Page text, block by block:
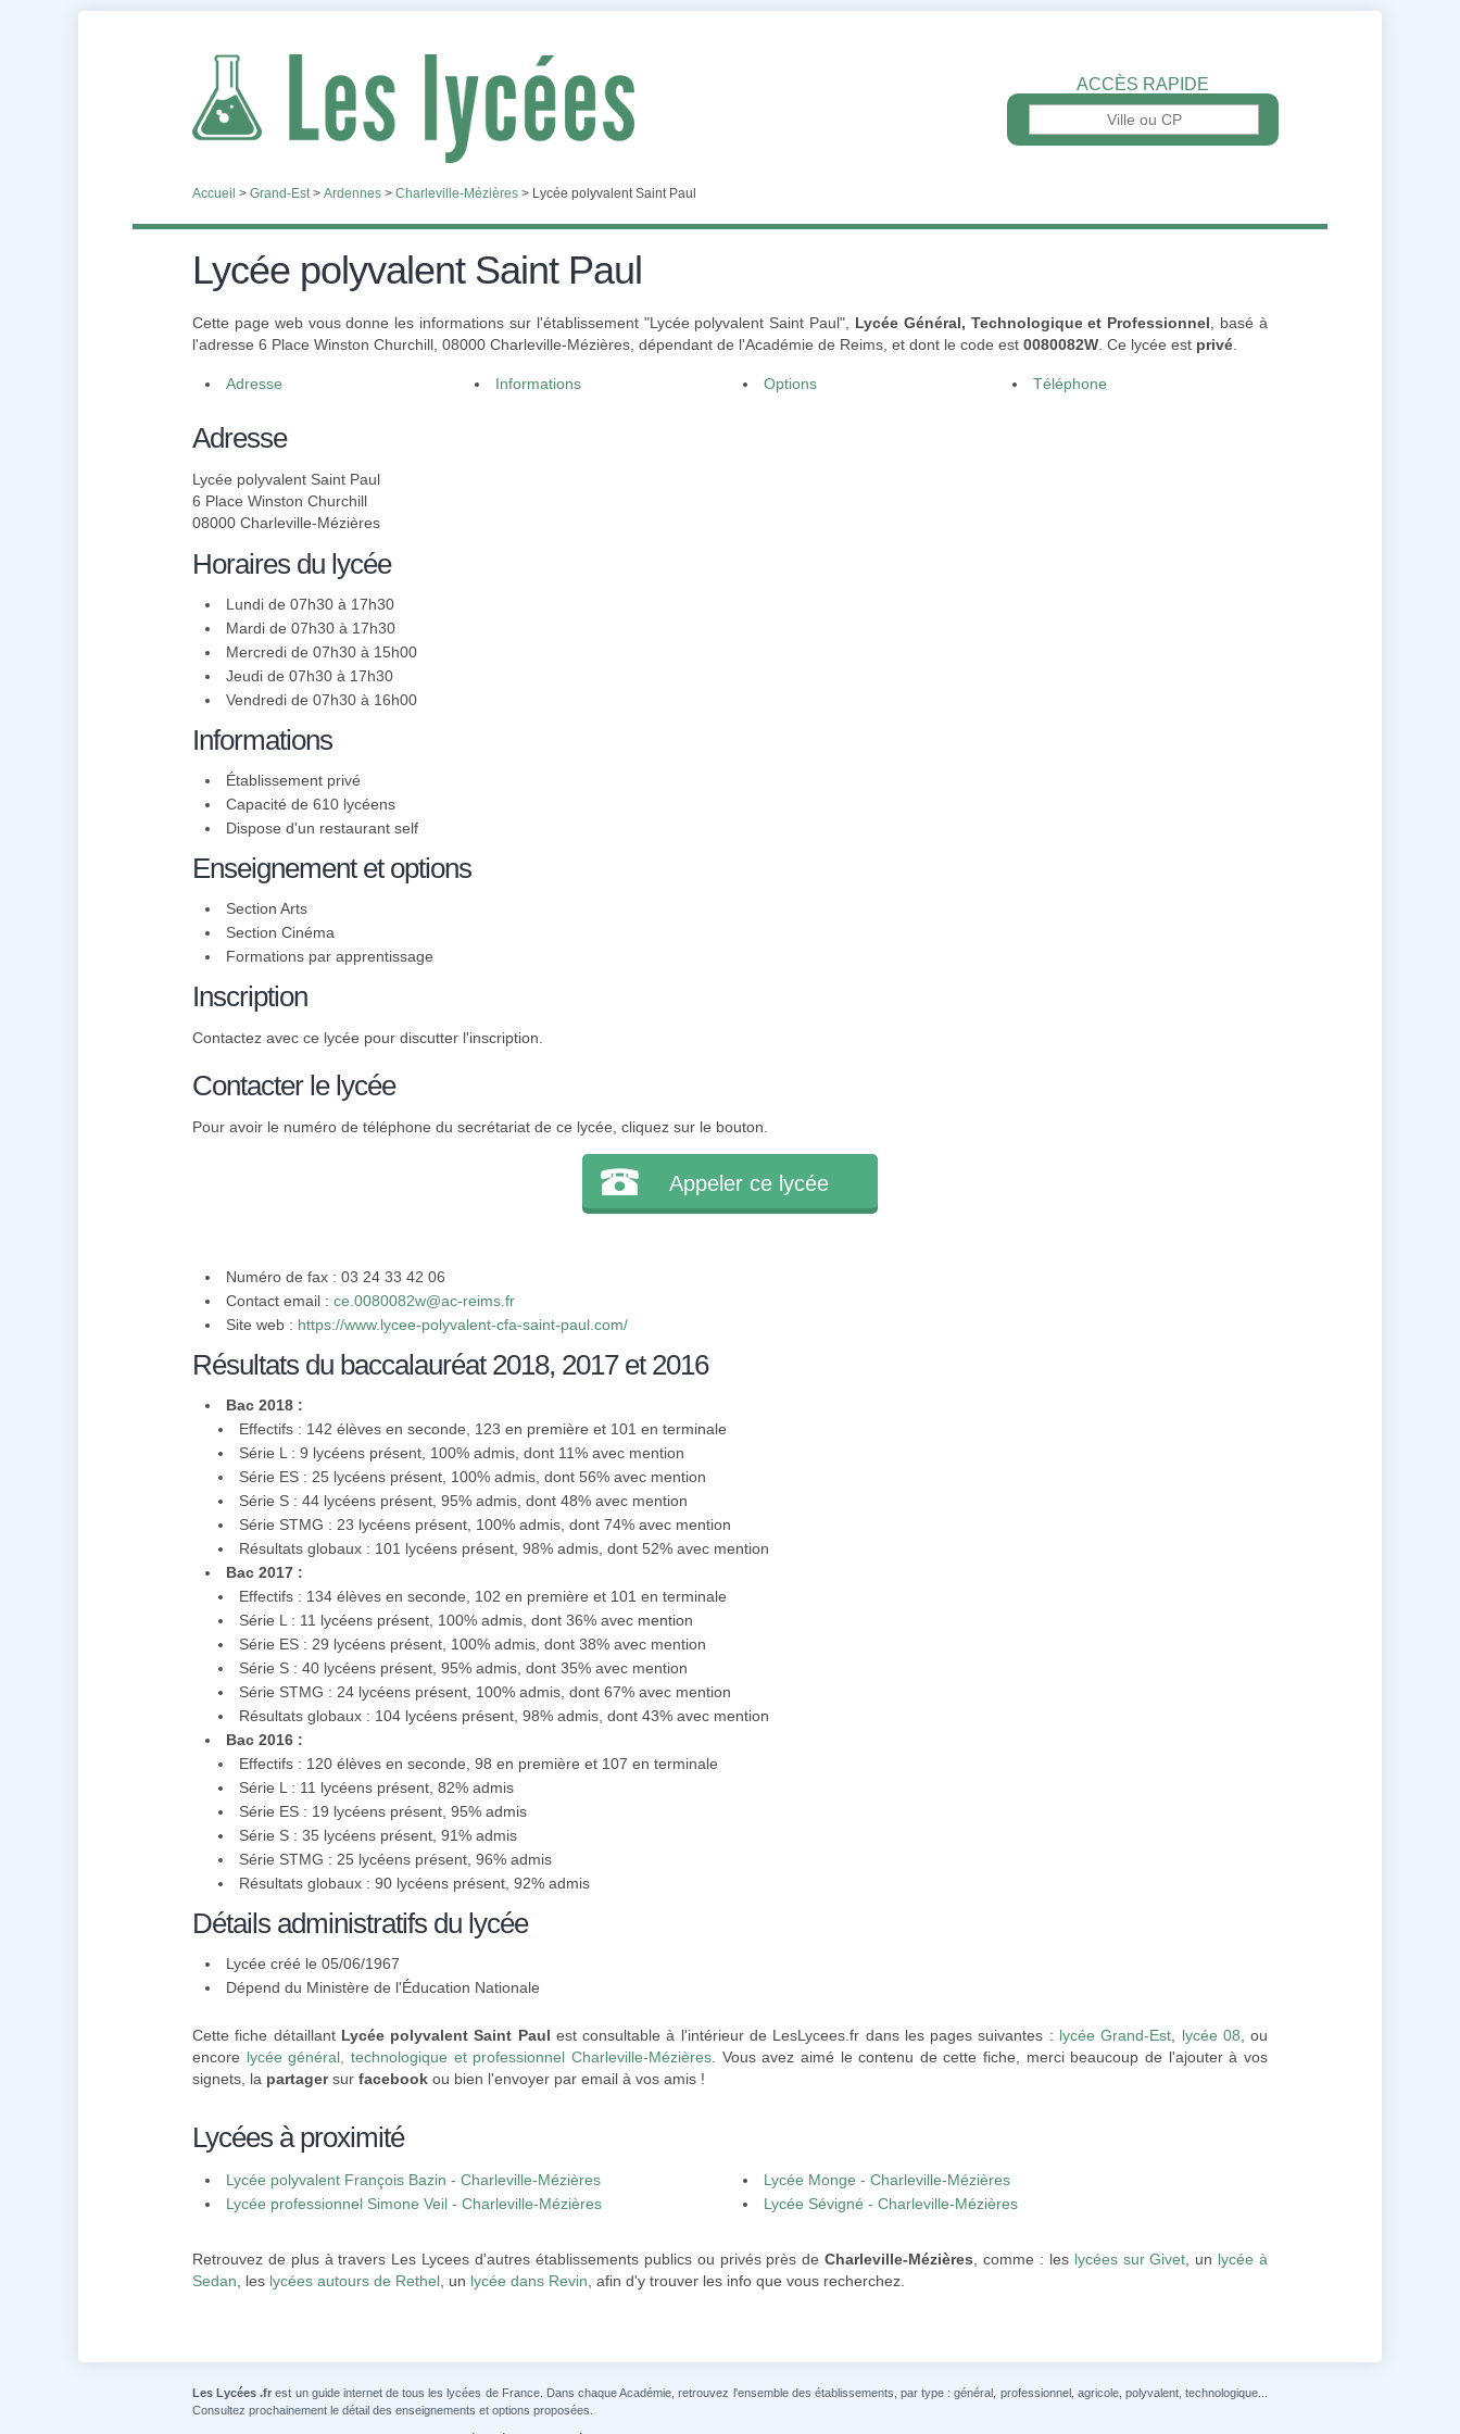
ACCÈS RAPIDE
Accueil > Grand-Est> Ardennes > Charleville-Mézières > Lycée polyvalent Saint Paul
Lycée polyvalent Saint Paul
Cette page web vous donne les informations sur l'établissement "Lycée polyvalent Saint Paul", Lycée Général, Technologique et Professionnel , basé à
l'adresse 6 Place Winston Churchill, 08000 Charleville-Mézières, dépendant de l'Académie de Reims, et dont le code est 0080082W . Ce lycée est privé
Adresse Informations Options Téléphone
Adresse
Lycée polyvalent Saint Paul
6 Place Winston Churchill
08000 Charleville-Mézières
Horaires du lycée
Lundi de 07h30 à 17h30
Mardi de 07h30 à 17h30
Mercredi de 07h30 à 15h00
Jeudi de 07h30 à 17h30
Vendredi de 07h30 à 16h00
Informations
Établissement privé
Capacité de 610 lycéens
Dispose d'un restaurant self
Enseignement et options
Section Arts
Section Cinéma
Formations par apprentissage
Inscription
Contactez avec ce lycée pour discutter l'inscription.
Contacter le lycée
Pour avoir le numéro de téléphone du secrétariat de ce lycée, cliquez sur le bouton.
Appeler ce lycée
Numéro de fax : 03 24 33 42 06
Contact email : ce.0080082w@ac-reims.fr
Site web : https://www.lycee-polyvalent-cfa-saint-paul.com/
Résultats du baccalauréat 2018, 2017 et 2016
Bac 2018 :
Effectifs : 142 élèves en seconde, 123 en première et 101 en terminale
Série L : 9 lycéens présent, 100% admis, dont 11% avec mention
Série ES : 25 lycéens présent, 100% admis, dont 56% avec mention
Série S : 44 lycéens présent, 95% admis, dont 48% avec mention
Série STMG : 23 lycéens présent, 100% admis, dont 74% avec mention
Résultats globaux : 101 lycéens présent, 98% admis, dont 52% avec mention
Bac 2017 :
Effectifs : 134 élèves en seconde, 102 en première et 101 en terminale
Série L : 11 lycéens présent, 100% admis, dont 36% avec mention
Série ES : 29 lycéens présent, 100% admis, dont 38% avec mention
Série S : 40 lycéens présent, 95% admis, dont 35% avec mention
Série STMG : 24 lycéens présent, 100% admis, dont 67% avec mention
Résultats globaux : 104 lycéens présent, 98% admis, dont 43% avec mention
Bac 2016 :
Effectifs : 120 élèves en seconde, 98 en première et 107 en terminale
Série L : 11 lycéens présent, 82% admis
Série ES : 19 lycéens présent, 95% admis
Série S : 35 lycéens présent, 91% admis
Série STMG : 25 lycéens présent, 96% admis
Résultats globaux : 90 lycéens présent, 92% admis
Détails administratifs du lycée
Lycée créé le 05/06/1967
Dépend du Ministère de l'Éducation Nationale
Cette fiche détaillant Lycée polyvalent Saint Paul est consultable à l'intérieur de LesLycees.fr dans les pages suivantes : lycée Grand-Est lycée 08 , ou
encore lycée général, technologique et professionnel Charleville-Mézières. Vous avez aimé le contenu de cette fiche, merci beaucoup de l'ajouter à vos
signets, la partagersur facebook ou bien l'envoyer par email à vos amis !
Lycées à proximité
Lycée polyvalent François Bazin - Charleville-Mézières
Lycée Monge - Charleville-Mézières
Lycée professionnel Simone Veil - Charleville-Mézières
Lycée Sévigné - Charleville-Mézières
Retrouvez de plus à travers Les Lycees d'autres établissements publics ou privés près deCharleville-Mézières , comme : les lycées sur Givet , un lycée à
Sedan , les lycées autours de Rethel , un lycée dans Revin , afin d'y trouver les info que vous recherchez.
Les Lycées .fr est un guide internet de tous les lycées de France. Dans chaque Académie, retrouvez l'ensemble des établissements, par type : général, professionnel, agricole, polyvalent, technologique...
Consultez prochainement le détail des enseignements et options proposées.